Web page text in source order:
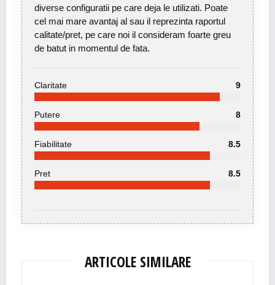
diverse configuratii pe care deja le utilizati. Poate
cel mai mare avantaj al sau il reprezinta raportul
calitate/pret, pe care noi il consideram foarte greu
de batut in momentul de fata.
Claritate 9
Putere 8
Fiabilitate 8.5
Pret 8.5
ARTICOLE SIMILARE